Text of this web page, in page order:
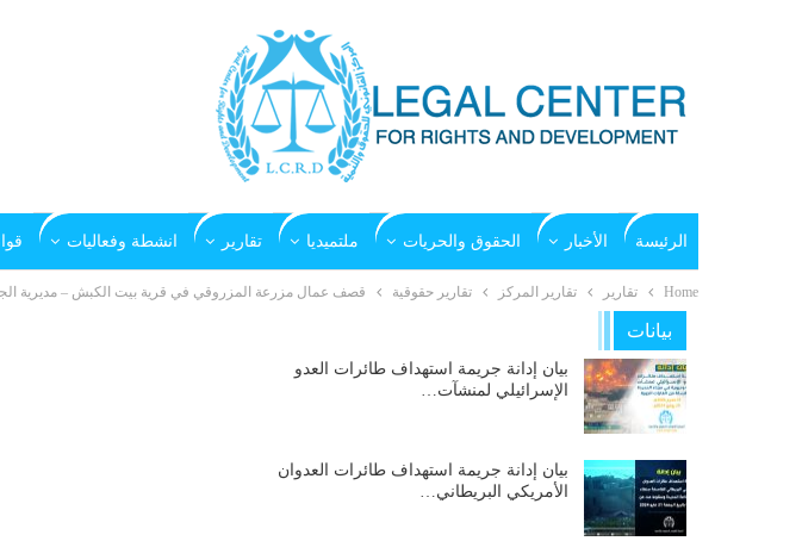
الرئيسة الأخبار الحقوق والحريات ملتميديا تقارير انشطة وفعاليات
Home تقارير تقارير المركز تقارير حقوقية قصف عمال مزرعة المزروقي في قرية بيت الكبش – مديرية الجراحي –
بيانات
بيان إدانة جريمة استهداف طائرات العدو
الإسرائيلي لمنشآت…
بيان إدانة جريمة استهداف طائرات العدوان
الأمريكي البريطاني…